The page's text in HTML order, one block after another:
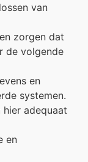
van
zorgen dat
de volgende
en
systemen.
adequaat
en